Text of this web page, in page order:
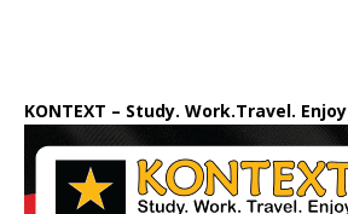
KONTEXT – Study. Work.Travel. Enjoy